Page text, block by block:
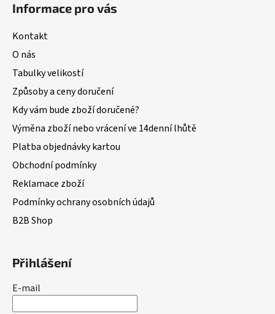
Informace pro vás
Kontakt
O nás
Tabulky velikostí
Způsoby a ceny doručení
Kdy vám bude zboží doručené?
Výměna zboží nebo vrácení ve 14denní lhůtě
Platba objednávky kartou
Obchodní podmínky
Reklamace zboží
Podmínky ochrany osobních údajů
B2B Shop
Přihlášení
E-mail